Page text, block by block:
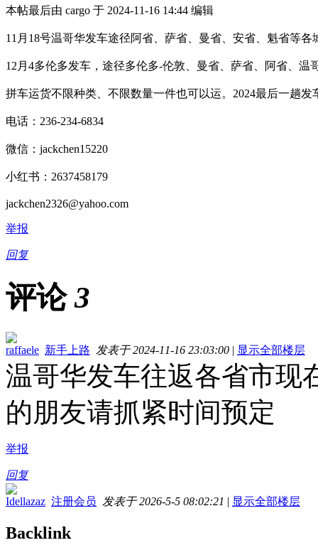
本帖最后由 cargo 于 2024-11-16 14:44 编辑
11月18号温哥华发车途径阿省、萨省、曼省、安省、魁省等各
12月4多伦多发车，途径多伦多-伦敦、曼省、萨省、阿省、温
拼车运货不限种类、不限数量一件也可以运。2024最后一趟
电话：236-234-6834
微信：jackchen15220
小红书：2637458179
jackchen2326@yahoo.com
举报
回复
评论3
raffaele 新手上路 发表于 2024-11-16 23:03:00 | 显示全部楼层
温哥华发车往返各省市现
的朋友请抓紧时间预定
举报
回复
Idellazaz 注册会员 发表于 2026-5-5 08:02:21 | 显示全部楼层
Backlink